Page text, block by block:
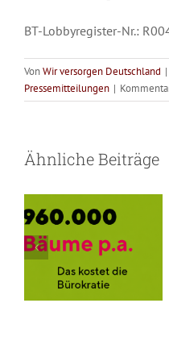
BT-Lobbyregister-Nr.:
VonWir versorgen Deutschland |
Pressemitteilungen |
Ähnliche Beiträge
Menschen –
nicht für Papier